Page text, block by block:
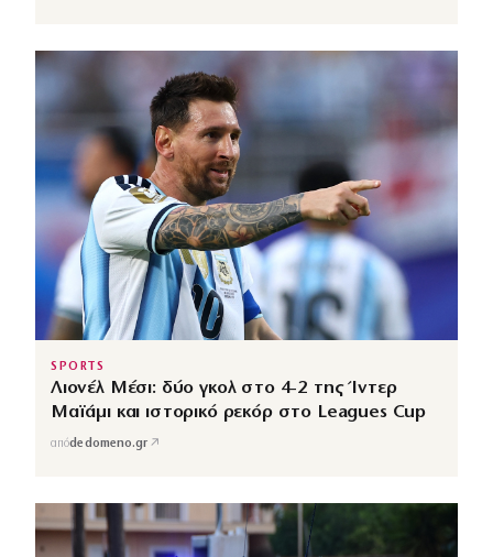
SPORTS
Λιονέλ Μέσι: δύο γκολ στο 4-2 της Ίντερ
Μαϊάμι και ιστορικό ρεκόρ στο Leagues Cup
απόdedomeno.gr ↗